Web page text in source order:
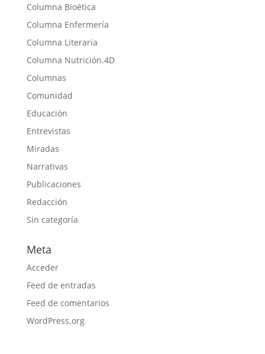
Columna Bioética
Columna Enfermería
Columna Literaria
Columna Nutrición.4D
Columnas
Comunidad
Educación
Entrevistas
Miradas
Narrativas
Publicaciones
Redacción
Sin categoría
Meta
Acceder
Feed de entradas
Feed de comentarios
WordPress.org